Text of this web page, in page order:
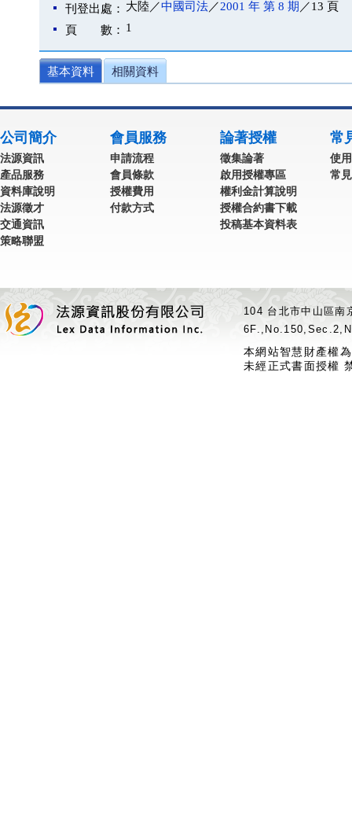
刊登出處： 大陸／中國司法／2001 年 第 8 期 ／13 頁
頁 數： 1
基本資料 相關資料
公司簡介
法源資訊
產品服務
資料庫說明
法源徵才
交通資訊
策略聯盟
會員服務
申請流程
會員條款
授權費用
付款方式
論著授權
徵集論著
啟用授權專區
權利金計算說明
授權合約書下載
投稿基本資料表
常
使
常
104 台北市中山區
本網站智慧財產權
未經正式書面授權